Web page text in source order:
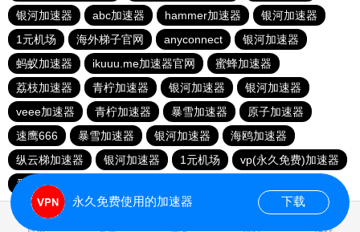
银河加速器
abc加速器 hammer加速器
银河加速器
1元机场
海外梯子官网 anyconnect
银河加速器
蚂蚁加速器
ikuuu.me加速器官网
蜜蜂加速器
荔枝加速器
青柠加速器 银河加速器
银河加速器
veee加速器
青柠加速器 暴雪加速器
原子加速器
速鹰666
暴雪加速器 银河加速器
海鸥加速器
纵云梯加速器
银河加速器 1元机场
vp(永久免费)加速器
番石榴加速器
永久免费使用的加速器 下载